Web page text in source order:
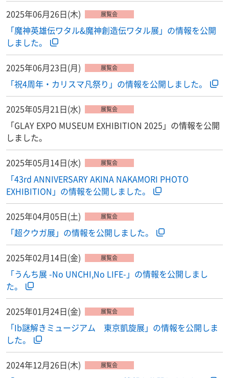
2025年06月26日(木) 展覧会
「魔神英雄伝ワタル&魔神創造伝ワタル展」の情報を公開
しました。
2025年06月23日(月) 展覧会
「祝4周年・カリスマ凡祭り」の情報を公開しました。
2025年05月21日(水) 展覧会
「GLAY EXPO MUSEUM EXHIBITION 2025」の情報を公開
しました。
2025年05月14日(水) 展覧会
「43rd ANNIVERSARY AKINA NAKAMORI PHOTO
EXHIBITION」の情報を公開しました。
2025年04月05日(土) 展覧会
「超クウガ展」の情報を公開しました。
2025年02月14日(金) 展覧会
「うんち展 -No UNCHI,No LIFE-」の情報を公開しまし
た。
2025年01月24日(金) 展覧会
「Ib謎解きミュージアム 東京凱旋展」の情報を公開しま
した。
2024年12月26日(木) 展覧会